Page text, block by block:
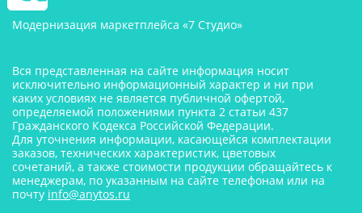
Модернизация маркетплейса «7 Студио»
Вся представленная на сайте информация носит
исключительно информационный характер и ни при
каких условиях не является публичной офертой,
определяемой положениями пункта 2 статьи 437
Гражданского Кодекса Российской Федерации.
Для уточнения информации, касающейся комплектации
заказов, технических характеристик, цветовых
сочетаний, а также стоимости продукции обращайтесь к
менеджерам, по указанным на сайте телефонам или на
почту info@anytos.ru